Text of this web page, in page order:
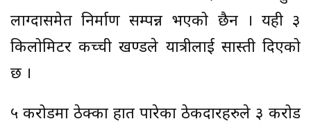
लाग्दासमेत निर्माण सम्पन्न भएको छैन । यही ३
किलोमिटर कच्ची खण्डले यात्रीलाई सास्ती दिएको
छ ।
५ करोडमा ठेक्का हात पारेका ठेकदारहरुले ३ करोड